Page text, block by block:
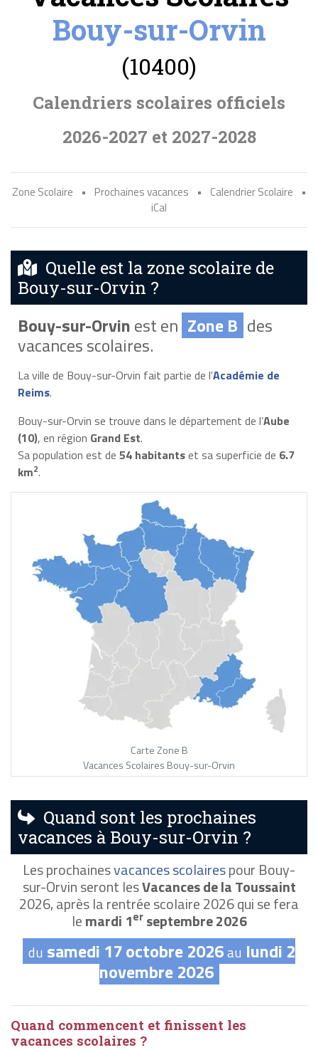
Bouy-sur-Orvin
(10400)
Calendriers scolaires officiels
2026-2027 et 2027-2028
Zone Scolaire • Prochaines vacances • Calendrier Scolaire
•
iCal
Quelle est la zone scolaire de
Bouy-sur-Orvin ?
Bouy-sur-Orvinest en Zone B des
vacances scolaires.
La ville de Bouy-sur-Orvin fait partie de l'Académie de
Reims.
Bouy-sur-Orvin se trouve dans le département de l’Aube
(10), en région Grand Est.
Sa population est de 54 habitantset sa superficie de 6.7
km2.
Carte Zone B
Vacances Scolaires Bouy-sur-Orvin
Quand sont les prochaines
vacances à Bouy-sur-Orvin ?
Les prochainesvacances scolairespour Bouy-
sur-Orvin seront lesVacances de la Toussaint
2026, après la rentrée scolaire 2026 qui se fera
lemardi 1erseptembre 2026
du samedi 17 octobre 2026au lundi 2
novembre 2026
Quand commencent et finissent les
vacances scolaires ?